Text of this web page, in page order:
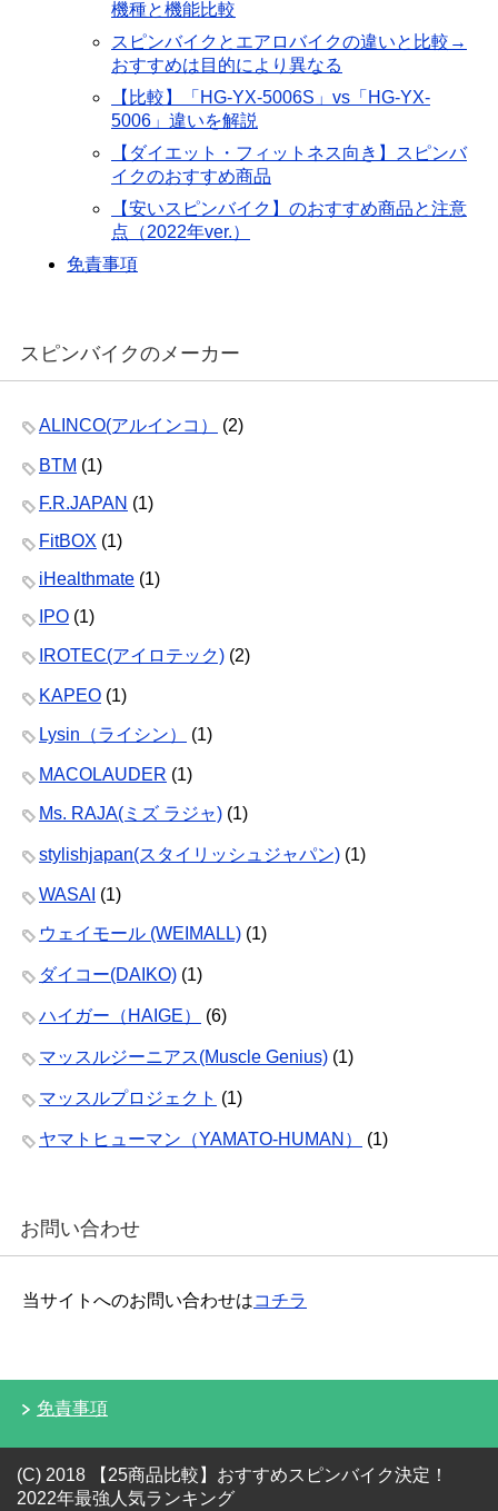
機種と機能比較
スピンバイクとエアロバイクの違いと比較→
おすすめは目的により異なる
【比較】「HG-YX-5006S」vs「HG-YX-
5006」違いを解説
【ダイエット・フィットネス向き】スピンバ
イクのおすすめ商品
【安いスピンバイク】のおすすめ商品と注意
点（2022年ver.）
免責事項
スピンバイクのメーカー
ALINCO(アルインコ） (2)
BTM (1)
F.R.JAPAN (1)
FitBOX (1)
iHealthmate (1)
IPO (1)
IROTEC(アイロテック) (2)
KAPEO (1)
Lysin（ライシン） (1)
MACOLAUDER (1)
Ms. RAJA(ミズ ラジャ) (1)
stylishjapan(スタイリッシュジャパン) (1)
WASAI (1)
ウェイモール (WEIMALL) (1)
ダイコー(DAIKO) (1)
ハイガー（HAIGE） (6)
マッスルジーニアス(Muscle Genius) (1)
マッスルプロジェクト (1)
ヤマトヒューマン（YAMATO-HUMAN） (1)
お問い合わせ
当サイトへのお問い合わせはコチラ
免責事項
(C) 2018 【25商品比較】おすすめスピンバイク決定！
2022年最強人気ランキング